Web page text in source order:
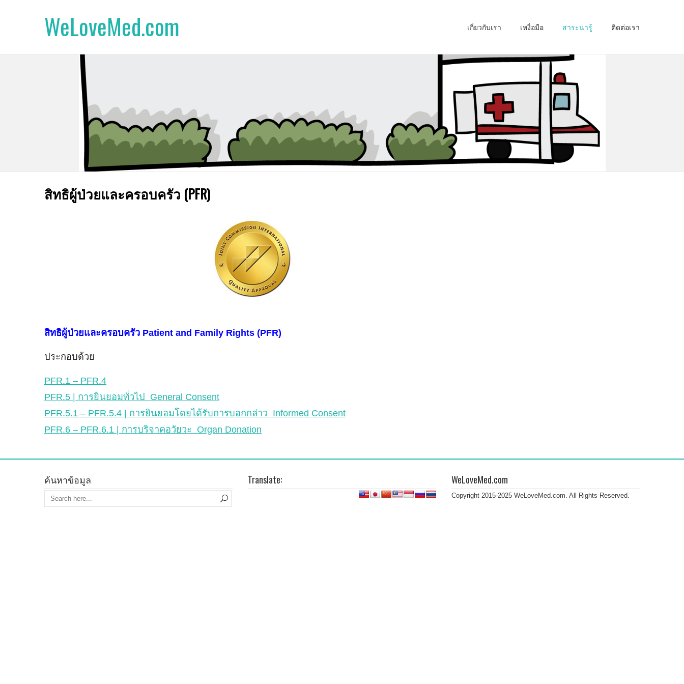
WeLoveMed.com เกี่ยวกับเรา เหงื่อมือ สาระน่ารู้ ติดต่อเรา
สิทธิผู้ป่วยและครอบครัว (PFR)
สิทธิผู้ป่วยและครอบครัว Patient and Family Rights (PFR)
ประกอบด้วย
PFR.1 – PFR.4
PFR.5 | การยินยอมทั่วไป General Consent
PFR.5.1 – PFR.5.4 | การยินยอมโดยได้รับการบอกกล่าว Informed Consent
PFR.6 – PFR.6.1 | การบริจาคอวัยวะ Organ Donation
ค้นหาข้อมูล Translate: WeLoveMed.com
Copyright 2015-2025 WeLoveMed.com. All Rights Reserved.